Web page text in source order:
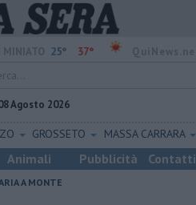
25° 37°
Agosto 2026
GROSSETO MASSA CARRARA
Animali Pubblicità Contatti
A MONTE